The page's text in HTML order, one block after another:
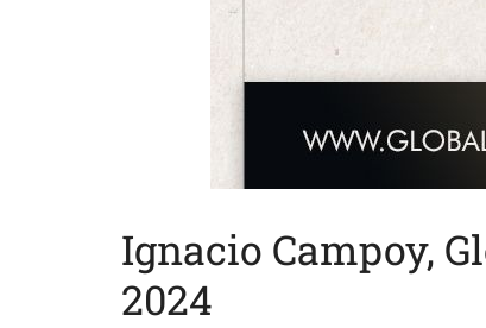
Ignacio Campoy,
2024